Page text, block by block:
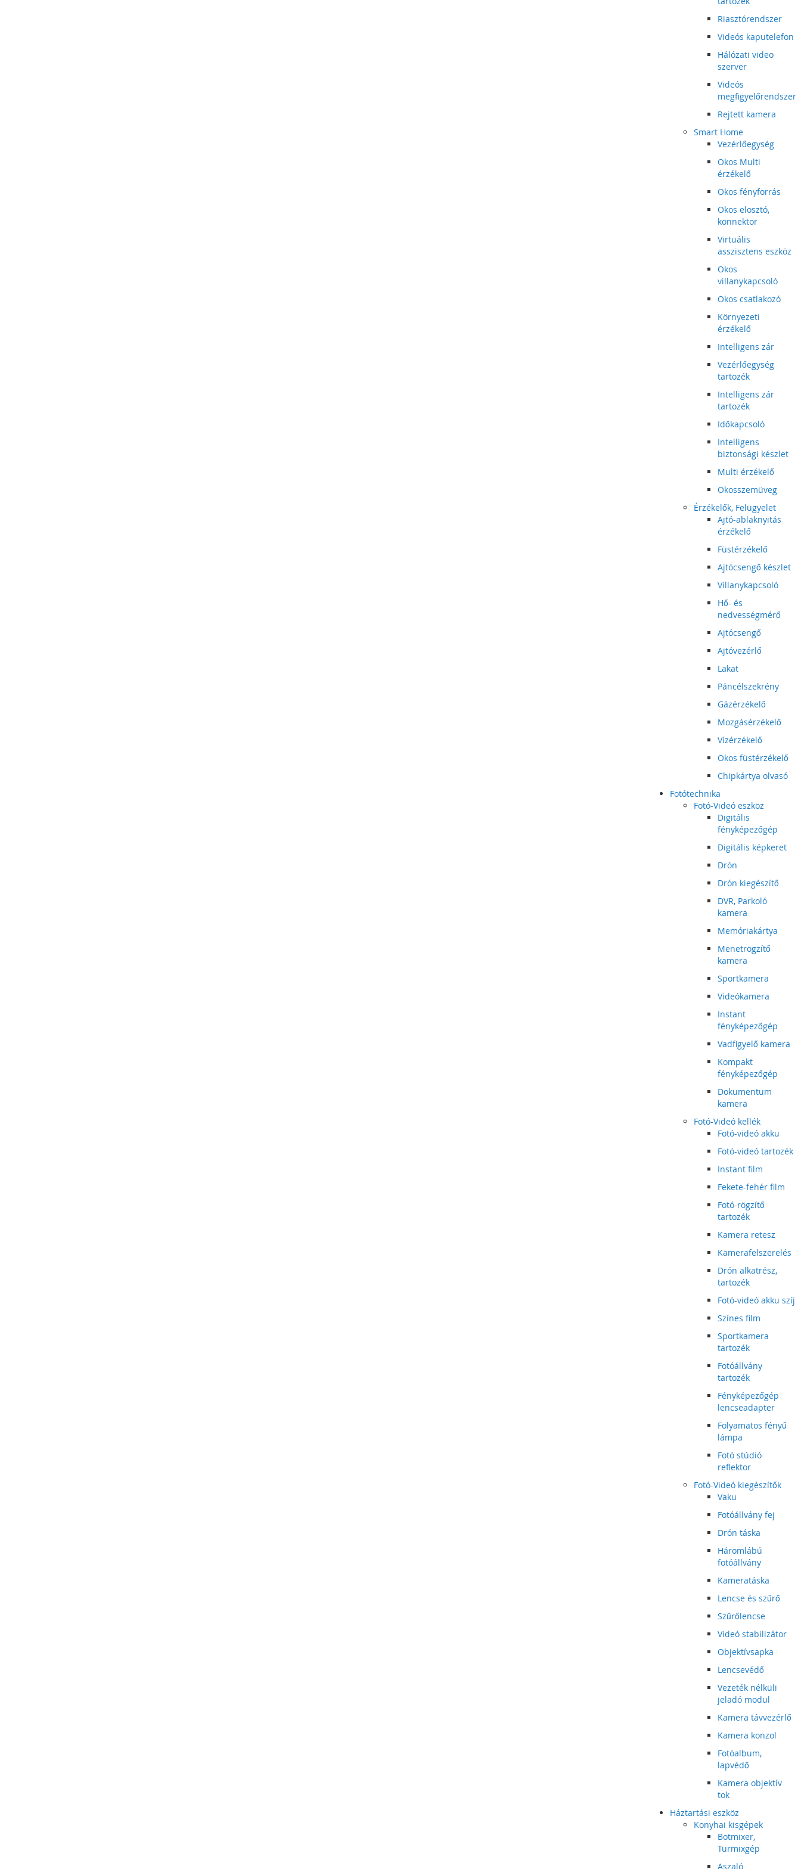
Riasztórendszer
Videós kaputelefon
Hálózati video
szerver
Videós
megfigyelőrendszer
Rejtett kamera
Smart Home
Vezérlőegység
Okos Multi
érzékelő
Okos fényforrás
Okos elosztó,
konnektor
Virtuális
asszisztens eszköz
Okos
villanykapcsoló
Okos csatlakozó
Környezeti
érzékelő
Intelligens zár
Vezérlőegység
tartozék
Intelligens zár
tartozék
Időkapcsoló
Intelligens
biztonsági készlet
Multi érzékelő
Okosszemüveg
Érzékelők, Felügyelet
Ajtó-ablaknyitás
érzékelő
Füstérzékelő
Ajtócsengő készlet
Villanykapcsoló
Hő- és
nedvességmérő
Ajtócsengő
Ajtóvezérlő
Lakat
Páncélszekrény
Gázérzékelő
Mozgásérzékelő
Vízérzékelő
Okos füstérzékelő
Chipkártya olvasó
Fotótechnika
Fotó-Videó eszköz
Digitális
fényképezőgép
Digitális képkeret
Drón
Drón kiegészítő
DVR, Parkoló
kamera
Memóriakártya
Menetrögzítő
kamera
Sportkamera
Videókamera
Instant
fényképezőgép
Vadfigyelő kamera
Kompakt
fényképezőgép
Dokumentum
kamera
Fotó-Videó kellék
Fotó-videó akku
Fotó-videó tartozék
Instant film
Fekete-fehér film
Fotó-rögzítő
tartozék
Kamera retesz
Kamerafelszerelés
Drón alkatrész,
tartozék
Fotó-videó akku szíj
Színes film
Sportkamera
tartozék
Fotóállvány
tartozék
Fényképezőgép
lencseadapter
Folyamatos fényű
lámpa
Fotó stúdió
reflektor
Fotó-Videó kiegészítők
Vaku
Fotóállvány fej
Drón táska
Háromlábú
fotóállvány
Kameratáska
Lencse és szűrő
Szűrőlencse
Videó stabilizátor
Objektívsapka
Lencsevédő
Vezeték nélküli
jeladó modul
Kamera távvezérlő
Kamera konzol
Fotóalbum,
lapvédő
Kamera objektív
tok
Háztartási eszköz
Konyhai kisgépek
Botmixer,
Turmixgép
Aszaló